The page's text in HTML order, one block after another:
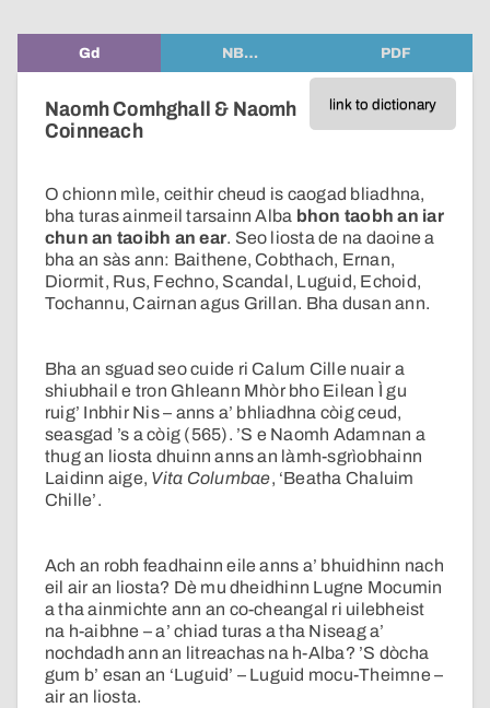
Gd NB… PDF
link to dictionary
Naomh Comhghall & Naomh
Coinneach
O chionn mìle, ceithir cheud is caogad bliadhna,
bha turas ainmeil tarsainn Alba bhon taobh an iar
chun an taoibh an ear. Seo liosta de na daoine a
bha an sàs ann: Baithene, Cobthach, Ernan,
Diormit, Rus, Fechno, Scandal, Luguid, Echoid,
Tochannu, Cairnan agus Grillan. Bha dusan ann.
Bha an sguad seo cuide ri Calum Cille nuair a
shiubhail e tron Ghleann Mhòr bho Eilean Ì gu
ruig’ Inbhir Nis – anns a’ bhliadhna còig ceud,
seasgad ’s a còig (565). ’S e Naomh Adamnan a
thug an liosta dhuinn anns an làmh-sgrìobhainn
Laidinn aige, Vita Columbae, ‘Beatha Chaluim
Chille’.
Ach an robh feadhainn eile anns a’ bhuidhinn nach
eil air an liosta? Dè mu dheidhinn Lugne Mocumin
a tha ainmichte ann an co-cheangal ri uilebheist
na h-aibhne – a’ chiad turas a tha Niseag a’
nochdadh ann an litreachas na h-Alba? ’S dòcha
gum b’ esan an ‘Luguid’ – Luguid mocu-Theimne –
air an liosta.